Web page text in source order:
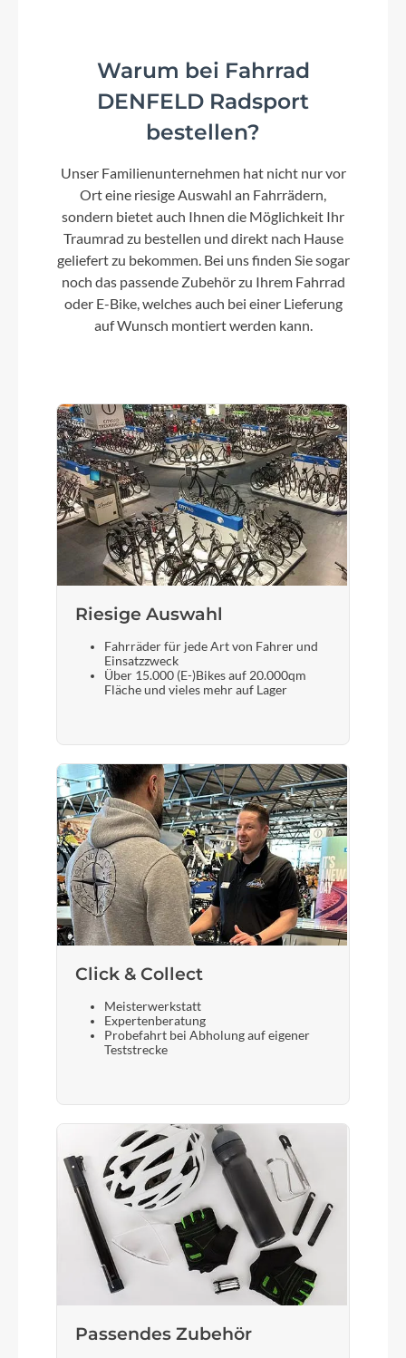
Warum bei Fahrrad
DENFELD Radsport
bestellen?
Unser Familienunternehmen hat nicht nur vor
Ort eine riesige Auswahl an Fahrrädern,
sondern bietet auch Ihnen die Möglichkeit Ihr
Traumrad zu bestellen und direkt nach Hause
geliefert zu bekommen. Bei uns finden Sie sogar
noch das passende Zubehör zu Ihrem Fahrrad
oder E-Bike, welches auch bei einer Lieferung
auf Wunsch montiert werden kann.
Riesige Auswahl
Fahrräder für jede Art von Fahrer und
Einsatzzweck
Über 15.000 (E-)Bikes auf 20.000qm
Fläche und vieles mehr auf Lager
Click & Collect
Meisterwerkstatt
Expertenberatung
Probefahrt bei Abholung auf eigener
Teststrecke
Passendes Zubehör